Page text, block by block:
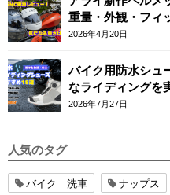
重量・外観・フィ
2026年4月20日
バイク用防水シュ
なライディングを
2026年7月27日
人気のタグ
バイク 洗車 ナップス